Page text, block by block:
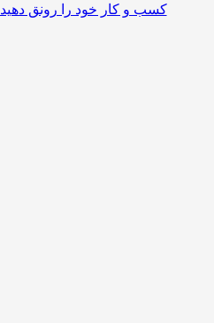
کسب و کار خود را رونق دهید